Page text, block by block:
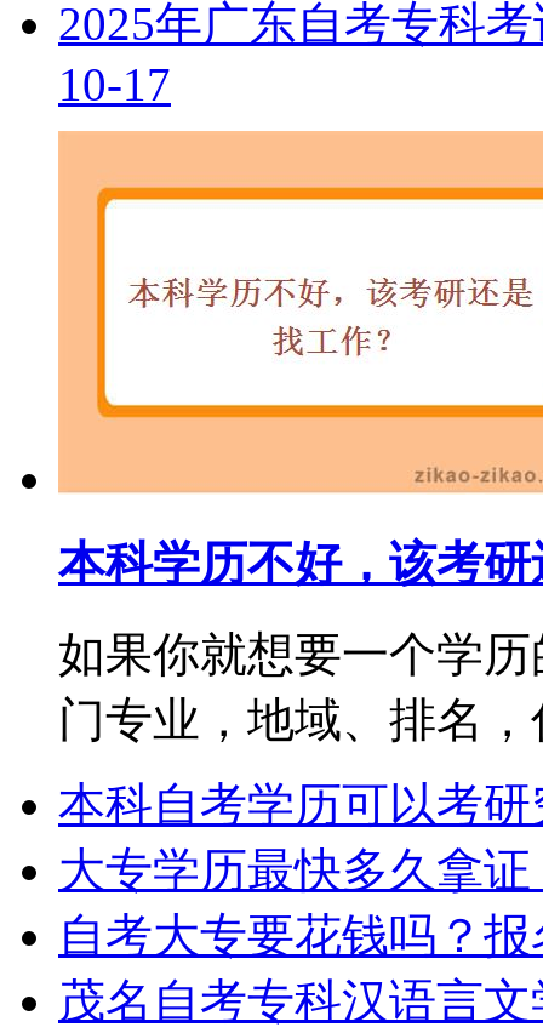
2025年广东自考专科
10-17
本科学历不好，该考
如果你就想要一个学
门专业，地域、排名，
本科自考学历可以考
大专学历最快多久拿证
自考大专要花钱吗？
茂名自考专科汉语言